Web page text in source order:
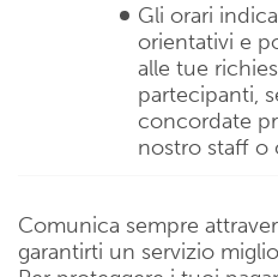
Gli orari
orientativi e
alle tue
partecipanti,
concordate
nostro staff o
Comunica sempre
garantirti un servizio